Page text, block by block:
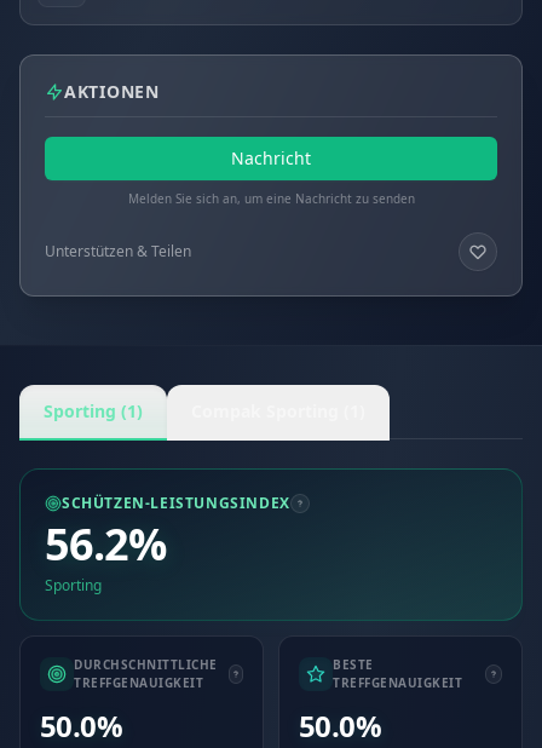
AKTIONEN
Nachricht
Melden Sie sich an, um eine Nachricht zu senden
Unterstützen & Teilen
Sporting (1)
SCHÜTZEN-LEISTUNGSINDEX
56.2%
Sporting
DURCHSCHNITTLICHE
TREFFGENAUIGKEIT
50.0%
BESTE
TREFFGENAUIGKEIT
50.0%